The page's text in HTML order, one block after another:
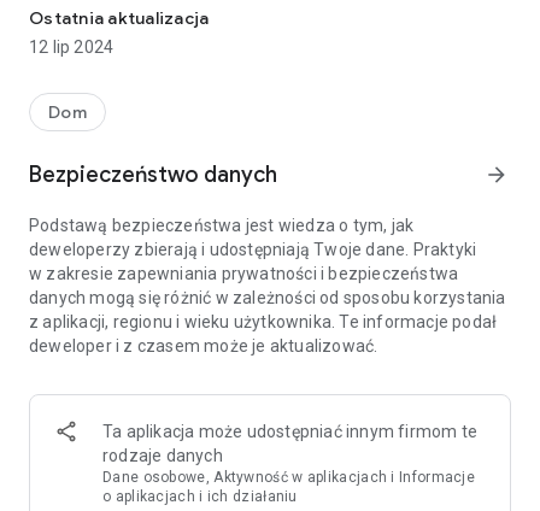
domów i innych nieruchomości mieszkaniowych. Szukasz
przytulnej kawalerki, nowoczesnego penthouse'u, domku
jednorodzinnego czy willi miejskiej – mamy wszystko, czego
pierwotny (nieruchomości od deweloperów).
ponieważ:
umieściliśmy je na interaktywnej mapie – wybieranie
nieruchomości na mapie jest naprawdę wygodne;
- mamy wszystkie rzuty i mieszkania oferowane przez
wszystkich deweloperów w Twoim mieście;
- interesuje Cię konkretny deweloper – użyj filtru i śledź nowe
ogłoszenia nieruchomości;
zadzwoń bezpośrednio do działu sprzedaży przez aplikację!
Specjalizujemy się w rynku pierwotnym Warszawy, Krakowa i
Trójmiasta. Jeśli chcesz kupić nieruchomość w Warszawie,
jesteś zainteresowany nowymi inwestycjami w Krakowie, lub
Ostatnia aktualizacja
12 lip 2024
Dom
Bezpieczeństwo danych arrow_forward
Podstawą bezpieczeństwa jest wiedza o tym, jak
deweloperzy zbierają i udostępniają Twoje dane. Praktyki
w zakresie zapewniania prywatności i bezpieczeństwa
danych mogą się różnić w zależności od sposobu korzystania
z aplikacji, regionu i wieku użytkownika. Te informacje podał
deweloper i z czasem może je aktualizować.
Ta aplikacja może udostępniać innym firmom te
rodzaje danych
Dane osobowe, Aktywność w aplikacjach i Informacje
o aplikacjach i ich działaniu